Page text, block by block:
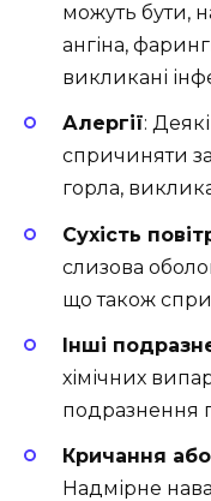
можуть бути,
ангіна,
викликані
Алергії:
спричиняти
горла,
Сухість
слизова
що також
Інші
хімічних
подразнення
Кричання
Надмірне